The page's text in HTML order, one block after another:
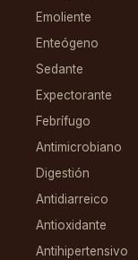
Emoliente
Enteógeno
Sedante
Expectorante
Febrífugo
Antimicrobiano
Digestión
Antidiarreico
Antioxidante
Antihipertensivo